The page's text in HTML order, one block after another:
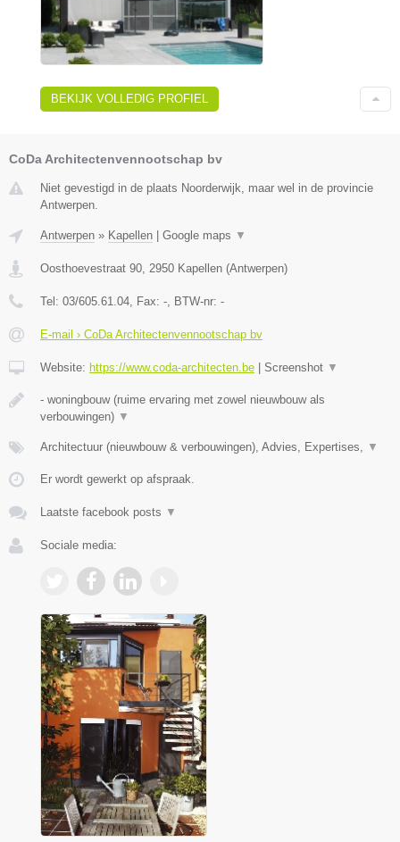
BEKIJK VOLLEDIG PROFIEL
CoDa Architectenvennootschap bv
Niet gevestigd in de plaats Noorderwijk, maar wel in de provincie
Antwerpen.
Antwerpen » Kapellen Google maps ▼
Oosthoevestraat 90, 2950 Kapellen (Antwerpen)
Tel: 03/605.61.04, Fax: -, BTW-nr: -
E-mail › CoDa Architectenvennootschap bv
Website: https://www.coda-architecten.be Screenshot ▼
- woningbouw (ruime ervaring met zowel nieuwbouw als
verbouwingen) ▼
Architectuur (nieuwbouw & verbouwingen), Advies, Expertises, ▼
Er wordt gewerkt op afspraak.
Laatste facebook posts ▼
Sociale media: